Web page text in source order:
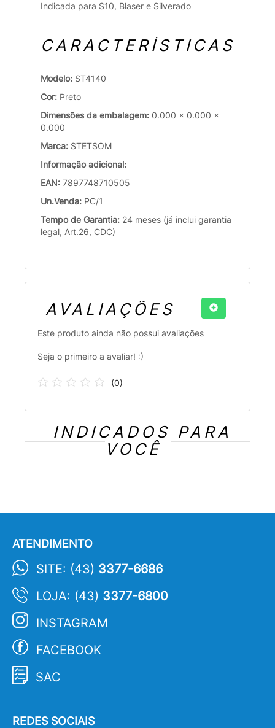
Indicada para S10, Blaser e Silverado
CARACTERÍSTICAS
Modelo: ST4140
Cor: Preto
Dimensões da embalagem: 0.000 x 0.000 x
0.000
Marca: STETSOM
Informação adicional:
EAN: 7897748710505
Un.Venda: PC/1
Tempo de Garantia: 24 meses (já inclui garantia
legal, Art.26, CDC)
AVALIAÇÕES
Este produto ainda não possui avaliações
Seja o primeiro a avaliar! :)
(0)
INDICADOS PARA
VOCÊ
ATENDIMENTO
SITE: (43) 3377-6686
LOJA: (43) 3377-6800
INSTAGRAM
FACEBOOK
SAC
REDES SOCIAIS